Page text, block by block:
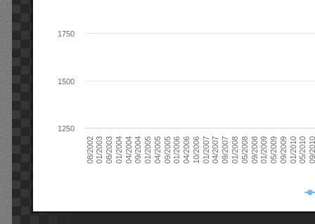
08/200201/200308/200301/200404/200409/200401/200504/200509/200501/200604/200610/200601/200704/200709/200701/200805/200809/200801/200905/200909/200901/201005/201009/
1250
1500
1750